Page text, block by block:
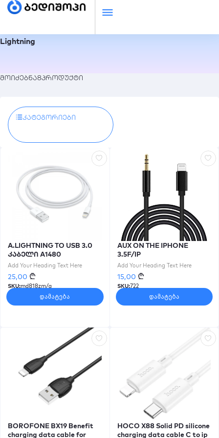
Lightning
მოიძებნა8პროდუქტი
Კატეგორიები
A.LIGHTNING TO USB 3.0
კაბელი A1480
Add Your Heading Text Here
25,00 ₾
SKU:md818zm/a
დამატება
AUX ON THE IPHONE
3.5F/IP
Add Your Heading Text Here
15,00 ₾
SKU:722
დამატება
BOROFONE BX19 Benefit
charging data cable for
HOCO X88 Solid PD silicone
charging data cable C to ip